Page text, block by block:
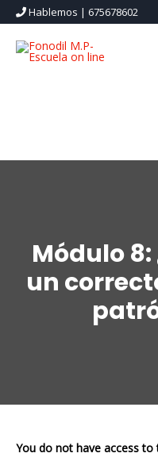
Hablemos | 675678602
Módulo
un
You do not have access to